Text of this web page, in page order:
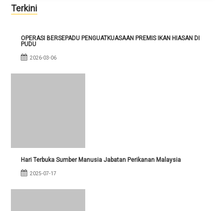
Terkini
OPERASI BERSEPADU PENGUATKUASAAN PREMIS IKAN HIASAN DI
PUDU
2026-03-06
Hari Terbuka Sumber Manusia Jabatan Perikanan Malaysia
2025-07-17